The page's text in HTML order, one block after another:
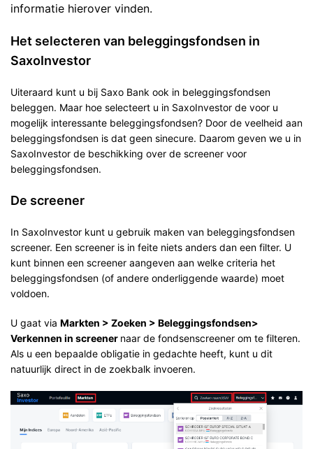
informatie hierover vinden.
Het selecteren van beleggingsfondsen in
SaxoInvestor
Uiteraard kunt u bij Saxo Bank ook in beleggingsfondsen
beleggen. Maar hoe selecteert u in SaxoInvestor de voor u
mogelijk interessante beleggingsfondsen? Door de veelheid aan
beleggingsfondsen is dat geen sinecure. Daarom geven we u in
SaxoInvestor de beschikking over de screener voor
beleggingsfondsen.
De screener
In SaxoInvestor kunt u gebruik maken van beleggingsfondsen
screener. Een screener is in feite niets anders dan een filter. U
kunt binnen een screener aangeven aan welke criteria het
beleggingsfondsen (of andere onderliggende waarde) moet
voldoen.
U gaat via Markten > Zoeken > Beleggingsfondsen>
Verkennen in screener naar de fondsenscreener om te filteren.
Als u een bepaalde obligatie in gedachte heeft, kunt u dit
natuurlijk direct in de zoekbalk invoeren.